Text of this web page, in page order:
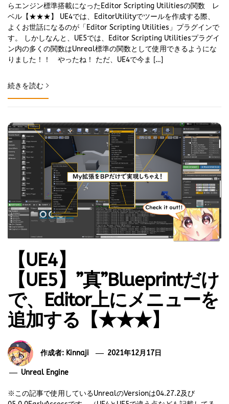
らエンジン標準搭載になったEditor Scripting Utilitiesの関数 レ
ベル【★★★】 UE4では、EditorUtilityでツールを作成する際、
よくお世話になるのが「Editor Scripting Utilities」プラグインで
す。 しかしなんと、UE5では、Editor Scripting Utilitiesプラグイ
ン内の多くの関数はUnreal標準の関数として使用できるようにな
りました！！ やったね！ ただ、UE4で今ま […]
続きを読む
【UE4】
【UE5】”真”Blueprintだけ
で、Editor上にメニューを
追加する【★★★】
作成者: Kinnaji 2021年12月17日
Unreal Engine
※この記事で使用しているUnrealのVersionは04.27.2及び